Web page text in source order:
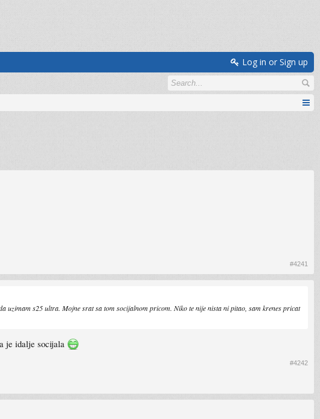
Log in or Sign up
#4241
uzimam s25 ultra. Mojne srat sa tom socijalnom pricom. Niko te nije nista ni pitao, sam krenes pricat
je idalje socijala
#4242